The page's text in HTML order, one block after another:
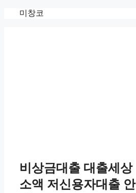
미창코
비상금대출 대출세상
소액 저신용자대출 안